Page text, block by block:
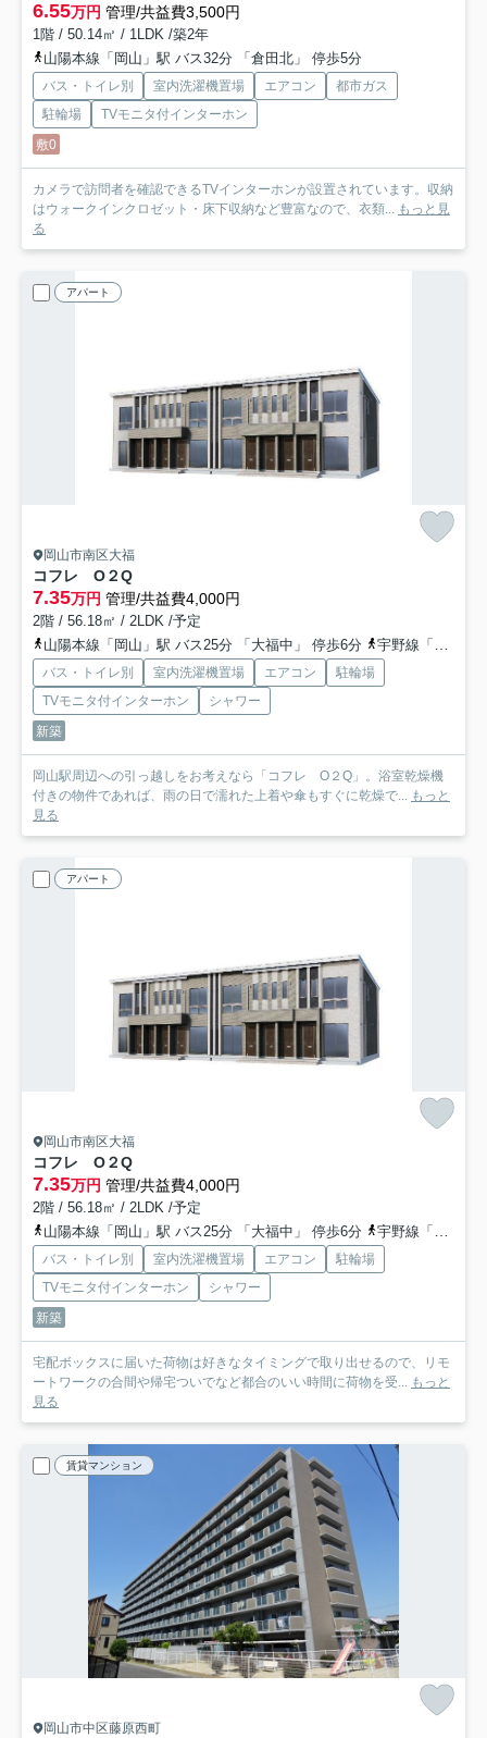
6.55万円 管理/共益費3,500円
1階 / 50.14㎡ / 1LDK /築2年
山陽本線「岡山」駅 バス32分 「倉田北」 停歩5分
バス・トイレ別 室内洗濯機置場 エアコン
都市ガス
駐輪場
TVモニタ付インターホン
敷0
カメラで訪問者を確認できるTVインターホンが設置されています。収納
はウォークインクロゼット・床下収納など豊富なので、衣類...
もっと見
る
アパート
岡山市南区大福
コフレ O２Q
7.35万円 管理/共益費4,000円
2階 / 56.18㎡ / 2LDK /予定
山陽本線「岡山」駅 バス25分 「大福中」 停歩6分
宇野線「備前西市」駅 徒歩31分
バス・トイレ別 室内洗濯機置場 エアコン
駐輪場
TVモニタ付インターホン
シャワー
新築
岡山駅周辺への引っ越しをお考えなら「コフレ O２Q」。浴室乾燥機
付きの物件であれば、雨の日で濡れた上着や傘もすぐに乾燥で...
もっと
見る
アパート
岡山市南区大福
コフレ O２Q
7.35万円 管理/共益費4,000円
2階 / 56.18㎡ / 2LDK /予定
山陽本線「岡山」駅 バス25分 「大福中」 停歩6分
宇野線「備前西市」駅 徒歩31分
バス・トイレ別 室内洗濯機置場 エアコン
駐輪場
TVモニタ付インターホン
シャワー
新築
宅配ボックスに届いた荷物は好きなタイミングで取り出せるので、リモ
ートワークの合間や帰宅ついでなど都合のいい時間に荷物を受...
もっと
見る
賃貸マンション
岡山市中区藤原西町